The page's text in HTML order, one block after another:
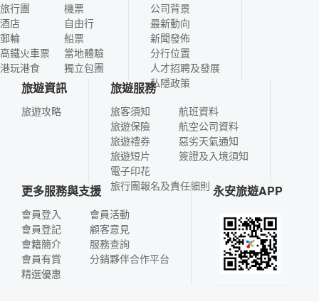
旅行團
酒店
郵輪
高鐵火車票
港玩港食
機票
自由行
船票
當地體驗
獨立包團
公司背景
最新動向
新聞發佈
分行位置
人才招聘及發展
私隱政策
旅遊資訊
旅遊攻略
旅遊服務
旅客須知
旅遊保險
旅遊禮券
旅遊短片
電子印花
航班資料
航空公司資料
惡劣天氣通知
簽證及入境須知
旅行團報名及責任細則
更多服務與支援
會員登入
會員登記
會籍簡介
會員有賞
精選優惠
會員活動
顧客意見
服務查詢
分銷夥伴合作平台
永安旅遊APP